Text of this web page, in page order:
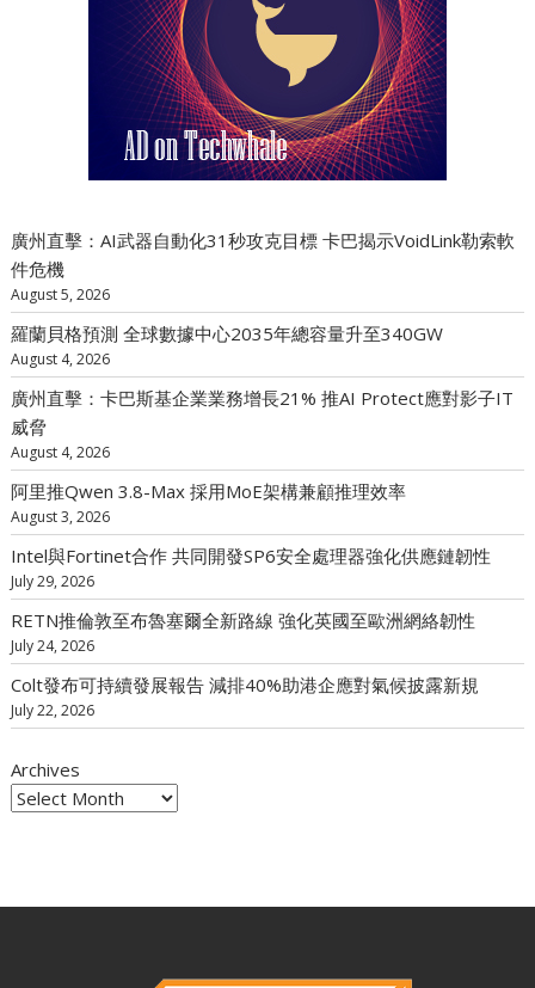
廣州直擊：AI武器自動化31秒攻克目標 卡巴揭示VoidLink勒索軟
件危機
August 5, 2026
羅蘭貝格預測 全球數據中心2035年總容量升至340GW
August 4, 2026
廣州直擊：卡巴斯基企業業務增長21% 推AI Protect應對影子IT
威脅
August 4, 2026
阿里推Qwen 3.8-Max 採用MoE架構兼顧推理效率
August 3, 2026
Intel與Fortinet合作 共同開發SP6安全處理器強化供應鏈韌性
July 29, 2026
RETN推倫敦至布魯塞爾全新路線 強化英國至歐洲網絡韌性
July 24, 2026
Colt發布可持續發展報告 減排40%助港企應對氣候披露新規
July 22, 2026
Archives